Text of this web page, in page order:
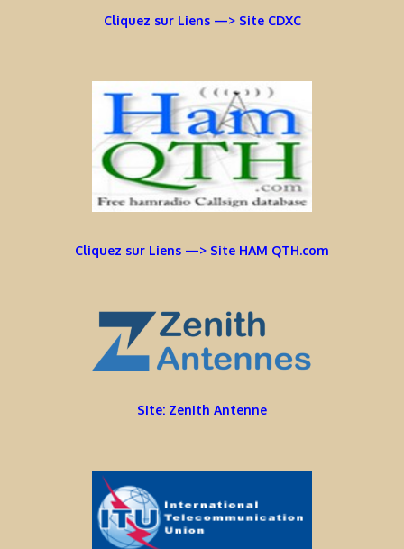
Cliquez sur Liens —> Site CDXC
Cliquez sur Liens —> Site HAM QTH.com
Site: Zenith Antenne